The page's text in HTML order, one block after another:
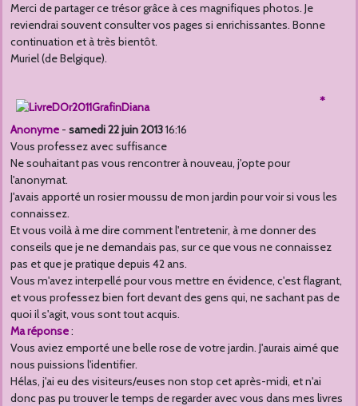
Merci de partager ce trésor grâce à ces magnifiques photos. Je
reviendrai souvent consulter vos pages si enrichissantes. Bonne
continuation et à très bientôt.
Muriel (de Belgique).
*
Anonyme - samedi 22 juin 201316:16
Vous professez avec suffisance
Ne souhaitant pas vous rencontrer à nouveau, j'opte pour
l'anonymat.
J'avais apporté un rosier moussu de mon jardin pour voir si vous les
connaissez.
Et vous voilà à me dire comment l'entretenir, à me donner des
conseils que je ne demandais pas, sur ce que vous ne connaissez
pas et que je pratique depuis 42 ans.
Vous m'avez interpellé pour vous mettre en évidence, c'est flagrant,
et vous professez bien fort devant des gens qui, ne sachant pas de
quoi il s'agit, vous sont tout acquis.
Ma réponse:
Vous aviez emporté une belle rose de votre jardin. J'aurais aimé que
nous puissions l'identifier.
Hélas, j'ai eu des visiteurs/euses non stop cet après-midi, et n'ai
donc pas pu trouver le temps de regarder avec vous dans mes livres